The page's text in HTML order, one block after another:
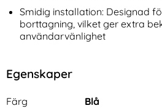
Smidig installation: Designad
borttagning, vilket ger extra
användarvänlighet
Egenskaper
Egenskaper/attribut för denna
Attribut
Färg
Blå